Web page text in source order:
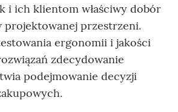
i ich klientom właściwy dobór
przestrzeni.
ergonomii i jakości
zdecydowanie
podejmowanie decyzji